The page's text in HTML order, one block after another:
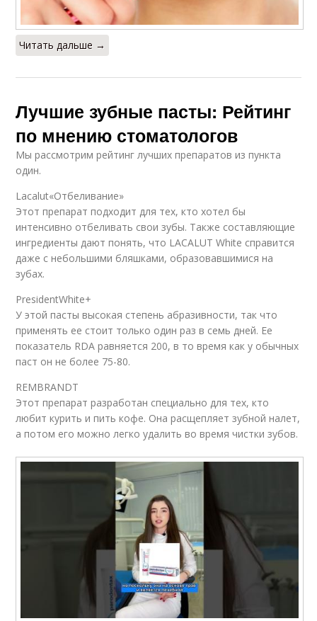
Читать дальше →
Лучшие зубные пасты: Рейтинг
по мнению стоматологов
Мы рассмотрим рейтинг лучших препаратов из пункта
один.
Lacalut«Отбеливание»
Этот препарат подходит для тех, кто хотел бы
интенсивно отбеливать свои зубы. Также составляющие
ингредиенты дают понять, что LACALUT White справится
даже с небольшими бляшками, образовавшимися на
зубах.
PresidentWhite+
У этой пасты высокая степень абразивности, так что
применять ее стоит только один раз в семь дней. Ее
показатель RDA равняется 200, в то время как у обычных
паст он не более 75-80.
REMBRANDT
Этот препарат разработан специально для тех, кто
любит курить и пить кофе. Она расщепляет зубной налет,
а потом его можно легко удалить во время чистки зубов.